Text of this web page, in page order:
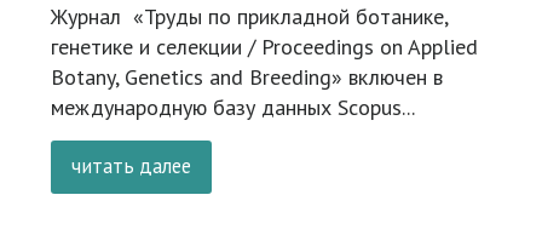
Журнал «Труды по прикладной ботанике,
генетике и селекции / Proceedings on Applied
Botany, Genetics and Breeding» включен в
международную базу данных Scopus...
читать далее